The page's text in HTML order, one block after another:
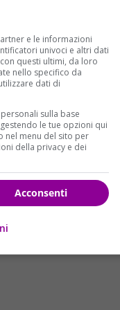
Piceno
ha avviato un
e le informazioni
univoci e altri dati
questi ultimi, da loro
nello specifico da
dati di
sulla base
le tue opzioni qui
nel menu del sito per
della privacy e dei
Acconsenti